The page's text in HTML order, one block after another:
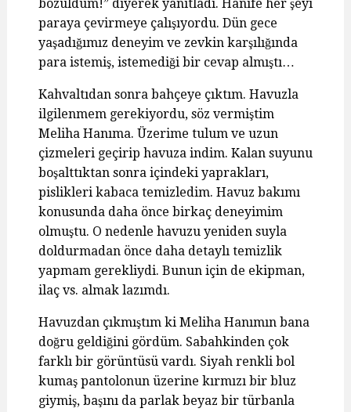
bozuldum!” diyerek yanıtladı. Hanife her şeyi
paraya çevirmeye çalışıyordu. Dün gece
yaşadığımız deneyim ve zevkin karşılığında
para istemiş, istemediği bir cevap almıştı…
Kahvaltıdan sonra bahçeye çıktım. Havuzla
ilgilenmem gerekiyordu, söz vermiştim
Meliha Hanıma. Üzerime tulum ve uzun
çizmeleri geçirip havuza indim. Kalan suyunu
boşalttıktan sonra içindeki yaprakları,
pislikleri kabaca temizledim. Havuz bakımı
konusunda daha önce birkaç deneyimim
olmuştu. O nedenle havuzu yeniden suyla
doldurmadan önce daha detaylı temizlik
yapmam gerekliydi. Bunun için de ekipman,
ilaç vs. almak lazımdı.
Havuzdan çıkmıştım ki Meliha Hanımın bana
doğru geldiğini gördüm. Sabahkinden çok
farklı bir görüntüsü vardı. Siyah renkli bol
kumaş pantolonun üzerine kırmızı bir bluz
giymiş, başını da parlak beyaz bir türbanla